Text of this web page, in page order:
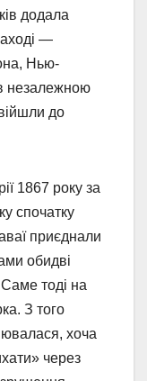
додала
—
Нью-
незалежною
до
1867 року за
спочатку
приєднали
обидві
тоді на
З того
хоча
через